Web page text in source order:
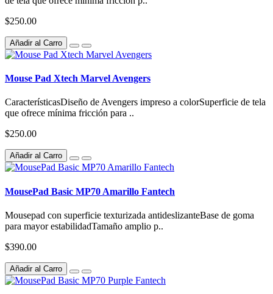
$250.00
Añadir al Carro
Mouse Pad Xtech Marvel Avengers
CaracterísticasDiseño de Avengers impreso a colorSuperficie de tela
que ofrece mínima fricción para ..
$250.00
Añadir al Carro
MousePad Basic MP70 Amarillo Fantech
Mousepad con superficie texturizada antideslizanteBase de goma
para mayor estabilidadTamaño amplio p..
$390.00
Añadir al Carro